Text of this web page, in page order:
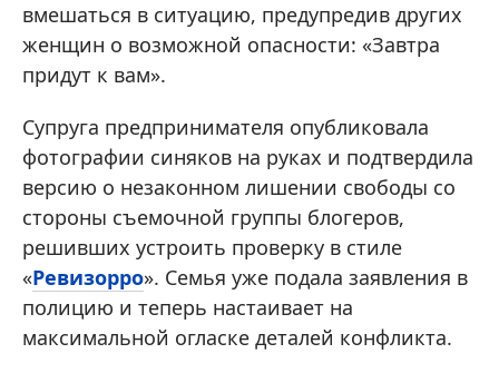
вмешаться в ситуацию, предупредив других
женщин о возможной опасности: «Завтра
придут к вам».
Супруга предпринимателя опубликовала
фотографии синяков на руках и подтвердила
версию о незаконном лишении свободы со
стороны съемочной группы блогеров,
решивших устроить проверку в стиле
«Ревизорро». Семья уже подала заявления в
полицию и теперь настаивает на
максимальной огласке деталей конфликта.